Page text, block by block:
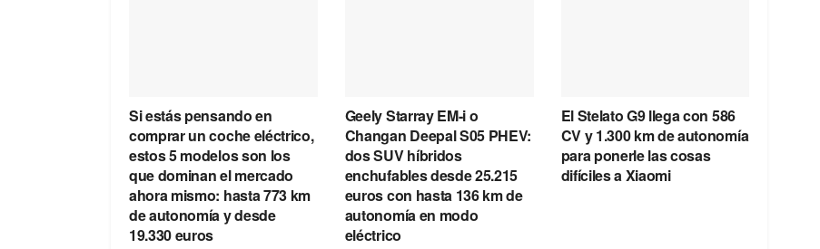
Si estás pensando en
comprar un coche eléctrico,
estos 5 modelos son los
que dominan el mercado
ahora mismo: hasta 773 km
de autonomía y desde
19.330 euros
Geely Starray EM-i o
Changan Deepal S05 PHEV:
dos SUV híbridos
enchufables desde 25.215
euros con hasta 136 km de
autonomía en modo
eléctrico
El Stelato G9 llega con 586
CV y 1.300 km de autonomía
para ponerle las cosas
difíciles a Xiaomi